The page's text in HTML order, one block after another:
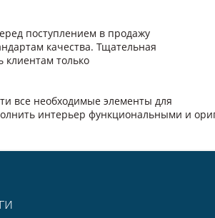
поступлением в продажу
качества. Тщательная
клиентам только
все необходимые элементы для
интерьер функциональными и